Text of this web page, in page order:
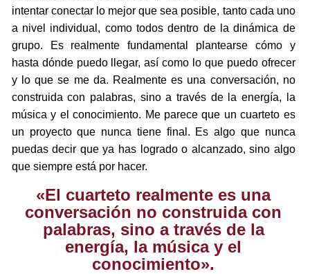
intentar conectar lo mejor que sea posible, tanto cada uno
a nivel individual, como todos dentro de la dinámica de
grupo. Es realmente fundamental plantearse cómo y
hasta dónde puedo llegar, así como lo que puedo ofrecer
y lo que se me da. Realmente es una conversación, no
construida con palabras, sino a través de la energía, la
música y el conocimiento. Me parece que un cuarteto es
un proyecto que nunca tiene final. Es algo que nunca
puedas decir que ya has logrado o alcanzado, sino algo
que siempre está por hacer.
«El cuarteto realmente es una
conversación no construida con
palabras, sino a través de la
energía, la música y el
conocimiento».